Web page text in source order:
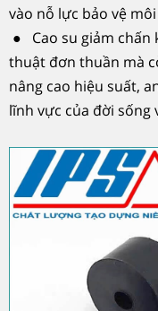
vào nỗ lực bảo vệ
● Cao su giảm chấn
thuật đơn thuần mà
nâng cao hiệu suất,
lĩnh vực của đời sống